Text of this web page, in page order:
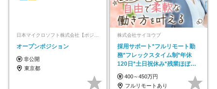
オープンポジション
非公開
東京都
株式会社サイヨウブ
採用サポート*フルリモート勤
務*フレックスタイム制*年休
120日*土日祝休み*残業ほぼな
し*育児中社員8割以上
400～450万円
フルリモートあり